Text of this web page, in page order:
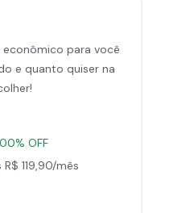
e aeróbicos
econômico para você
e quanto quiser na
OFF
119,90/mês